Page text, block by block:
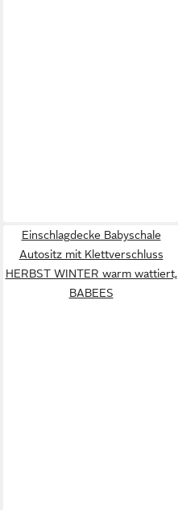
Einschlagdecke Babyschale
Autositz mit Klettverschluss
HERBST WINTER warm wattiert,
BABEES